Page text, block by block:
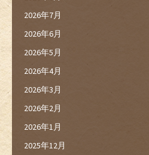
2026年7月
2026年6月
2026年5月
2026年4月
2026年3月
2026年2月
2026年1月
2025年12月